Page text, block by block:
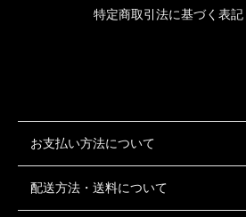
特定商取引法に基づく表記
お支払い方法について
配送方法・送料について